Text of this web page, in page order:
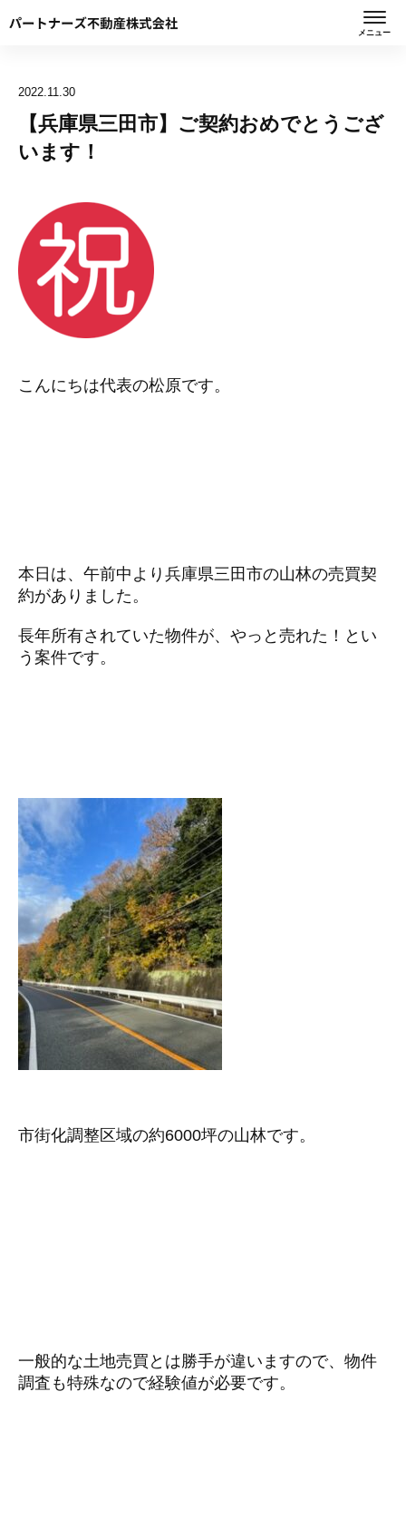
メニュー
2022.11.30
【兵庫県三田市】ご契約おめでとうござ
います！
こんにちは代表の松原です。
本日は、午前中より兵庫県三田市の山林の売買契
約がありました。
長年所有されていた物件が、やっと売れた！とい
う案件です。
市街化調整区域の約6000坪の山林です。
一般的な土地売買とは勝手が違いますので、物件
調査も特殊なので経験値が必要です。